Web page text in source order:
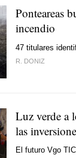
Ponteareas
incendio
47 titulares
R. DONIZ
Luz verde a
las
El futuro Vgo